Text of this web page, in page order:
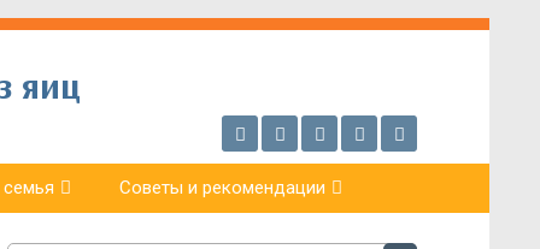
яиц
Советы и рекомендации